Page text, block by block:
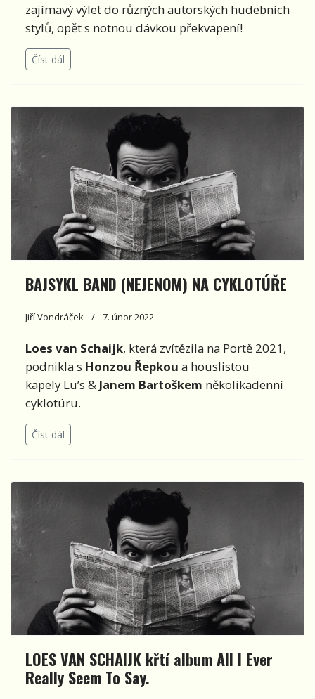
zajímavý výlet do různých autorských hudebních
stylů, opět s notnou dávkou překvapení!
Číst dál
BAJSYKL BAND (NEJENOM) NA CYKLOTÚŘE
Jiří Vondráček 7. únor 2022
Loes van Schaijk, která zvítězila na Portě 2021,
podnikla s Honzou Řepkou a houslistou
kapely Lu’s & Janem Bartoškem několikadenní
cyklotúru.
Číst dál
LOES VAN SCHAIJK křtí album All I Ever
Really Seem To Say.